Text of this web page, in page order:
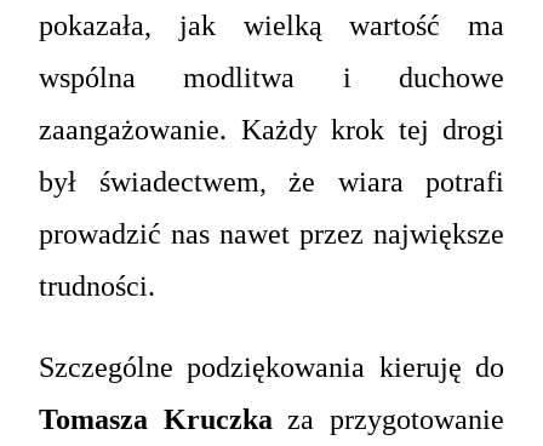
pokazała, jak wielką wartość ma
wspólna modlitwa i duchowe
zaangażowanie. Każdy krok tej drogi
był świadectwem, że wiara potrafi
prowadzić nas nawet przez największe
trudności.
Szczególne podziękowania kieruję do
Tomasza Kruczka za przygotowanie